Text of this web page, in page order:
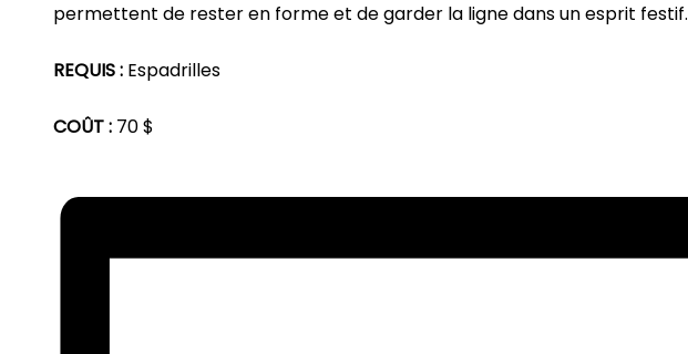
permettent de rester en forme et de garder la ligne dans un esprit festif.
REQUIS : Espadrilles
COÛT : 70 $